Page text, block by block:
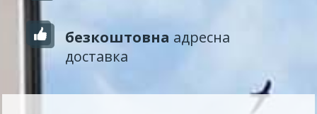
безкоштовна адресна
доставка